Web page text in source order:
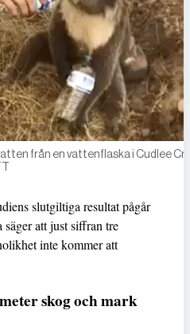
från en vattenflaska i Cudlee
slutgiltiga resultat pågår
att just siffran tre
inte kommer att
skog och mark